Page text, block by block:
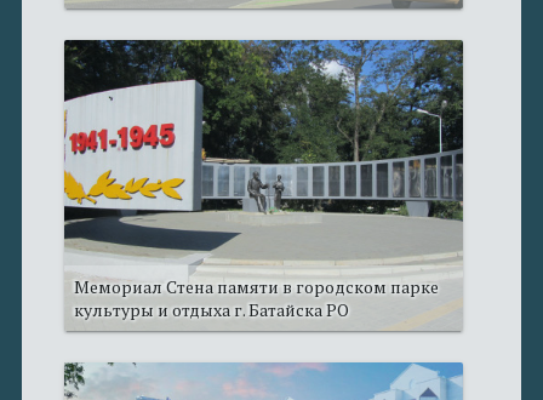
Мемориал Стена памяти в городском парке
культуры и отдыха г. Батайска РО